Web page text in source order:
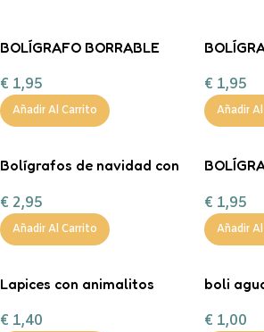
BOLÍGRAFO BORRABLE
€ 1,95
Añadir Al Carrito
€ 1,95
Añadir
Bolígrafos de navidad con
€ 2,95
Añadir Al Carrito
€ 1,95
Añadir
Lapices con animalitos
€ 1,40
boli
€ 1,00